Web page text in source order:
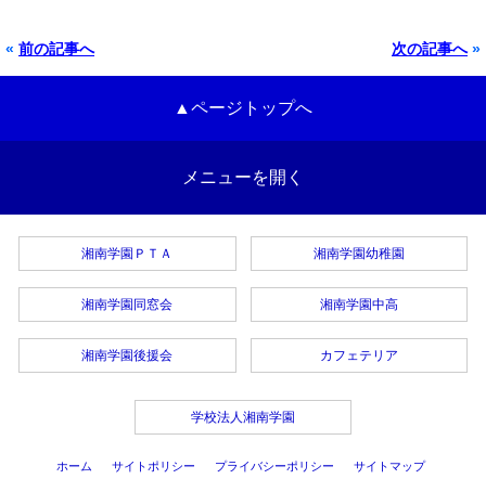
« 前の記事へ 次の記事へ»
▲ページトップへ
メニューを開く
湘南学園ＰＴＡ
湘南学園同窓会
湘南学園後援会
湘南学園幼稚園
湘南学園中高
カフェテリア
学校法人湘南学園
ホーム サイトポリシー プライバシーポリシー サイトマップ